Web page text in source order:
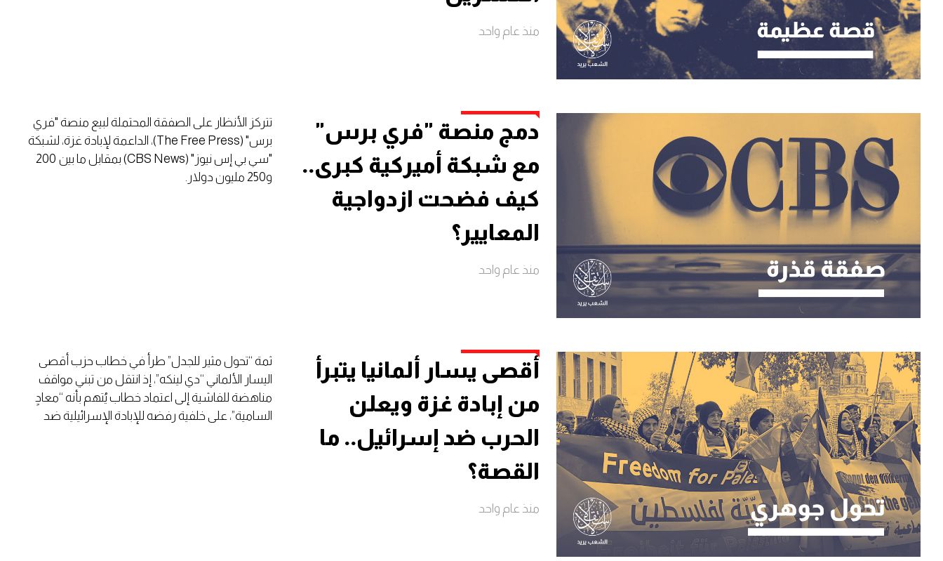
منذ عام واحد
دمج منصة "فري برس"
مع شبكة أميركية كبرى..
كيف فضحت ازدواجية
المعايير؟
منذ عام واحد
تتركز الأنظار على الصفقة المحتملة لبيع منصة "فري
برس" (The Free Press)، الداعمة لإبادة غزة، لشبكة
"سي بي إس نيوز" (CBS News) بمقابل ما بين 200
و250 مليون دولار.
أقصى يسار ألمانيا يتبرأ
من إبادة غزة ويعلن
الحرب ضد إسرائيل.. ما
القصة؟
منذ عام واحد
ثمة “تحول مثير للجدل” طرأ في خطاب حزب أقصى
اليسار الألماني “دي لينكه”، إذ انتقل من تبني مواقف
مناهضة للفاشية إلى اعتماد خطاب يُتهم بأنه “معادٍ
السامية”، على خلفية رفضه للإبادة الإسرائيلية ضد